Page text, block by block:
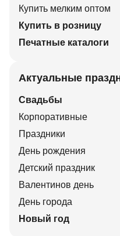
Купить мелким оптом
Купить в розницу
Печатные каталоги
Актуальные
Свадьбы
Корпоративные
Праздники
День рождения
Детский праздник
Валентинов день
День города
Новый год